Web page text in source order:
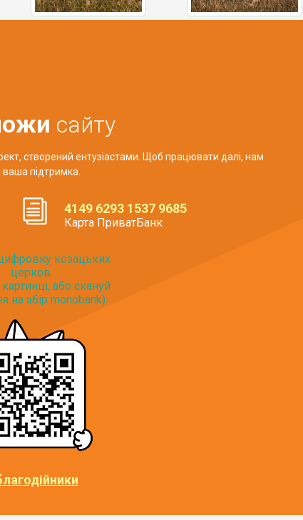
сайту
створений ентузіастами. Щоб працювати далі, нам
ваша підтримка.
4149 6293 1537 9685
Карта ПриватБанк
козацьких
церков
або скануй
на збір monobank):